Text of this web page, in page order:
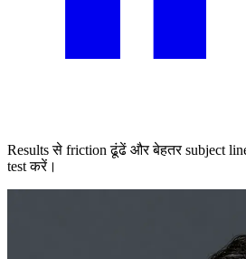
Results से friction ढूंढें और बेहतर subject
test करें।